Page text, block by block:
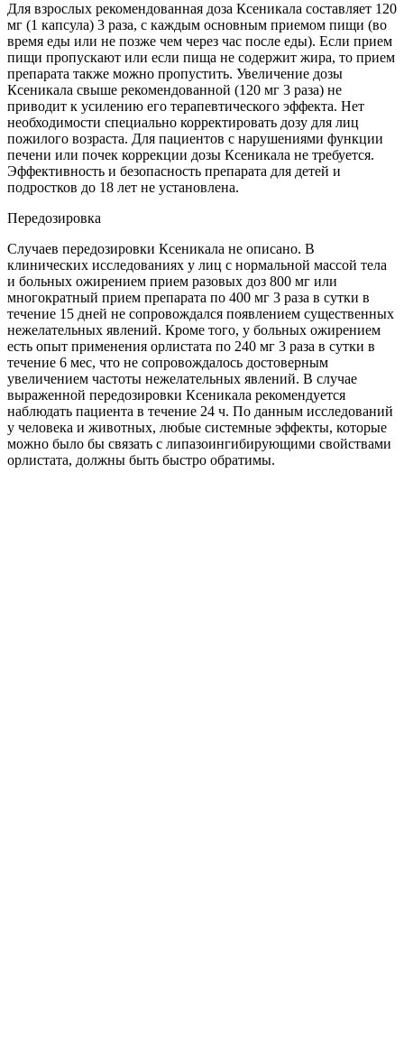
Для взрослых рекомендованная доза Ксеникала составляет 120
мг (1 капсула) 3 раза, с каждым основным приемом пищи (во
время еды или не позже чем через час после еды). Если прием
пищи пропускают или если пища не содержит жира, то прием
препарата также можно пропустить. Увеличение дозы
Ксеникала свыше рекомендованной (120 мг 3 раза) не
приводит к усилению его терапевтического эффекта. Нет
необходимости специально корректировать дозу для лиц
пожилого возраста. Для пациентов с нарушениями функции
печени или почек коррекции дозы Ксеникала не требуется.
Эффективность и безопасность препарата для детей и
подростков до 18 лет не установлена.
Передозировка
Случаев передозировки Ксеникала не описано. В
клинических исследованиях у лиц с нормальной массой тела
и больных ожирением прием разовых доз 800 мг или
многократный прием препарата по 400 мг 3 раза в сутки в
течение 15 дней не сопровождался появлением существенных
нежелательных явлений. Кроме того, у больных ожирением
есть опыт применения орлистата по 240 мг 3 раза в сутки в
течение 6 мес, что не сопровождалось достоверным
увеличением частоты нежелательных явлений. В случае
выраженной передозировки Ксеникала рекомендуется
наблюдать пациента в течение 24 ч. По данным исследований
у человека и животных, любые системные эффекты, которые
можно было бы связать с липазоингибирующими свойствами
орлистата, должны быть быстро обратимы.